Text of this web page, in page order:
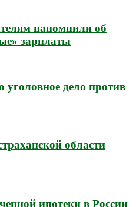
напомнили об
зарплаты
уголовное дело против
области
ипотеки в России